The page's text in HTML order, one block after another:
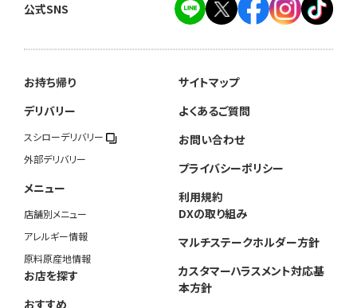
公式SNS
お持ち帰り
デリバリー
スシローデリバリー
外部デリバリー
メニュー
店舗別メニュー
アレルギー情報
原料原産地情報
お店を探す
おすすめ
サイトマップ
よくあるご質問
お問い合わせ
プライバシーポリシー
利用規約
DXの取り組み
マルチステークホルダー方針
カスタマーハラスメント対応基
本方針